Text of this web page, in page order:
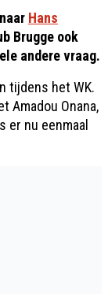
Hans
Brugge ook
andere vraag.
tijdens het WK.
Amadou Onana,
er nu eenmaal